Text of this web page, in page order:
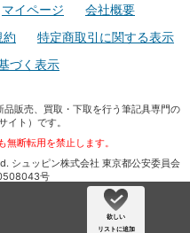
欲しい
リストに追加
マイページ
会社概要
約
特定商取引に関する表示
づく表示
販売、買取・下取を行う筆記具専門の
イト）です。
無断転用を禁止します。
シュッピン株式会社 東京都公安委員会
号